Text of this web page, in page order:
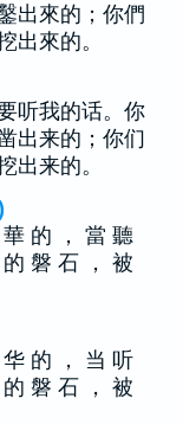
出來的；你們
出來的。
听我的话。你
出来的；你们
出来的。
的 ， 當 聽
磐 石 ， 被
的 ， 当 听
磐 石 ， 被